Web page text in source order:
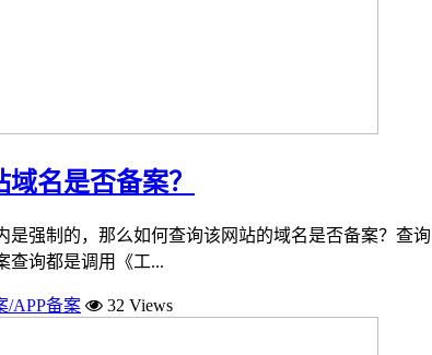
名是否备案？
是强制的，那么如何查询该网站的域名是否备案？查
查询都是调用《工...
/APP备案 32 Views